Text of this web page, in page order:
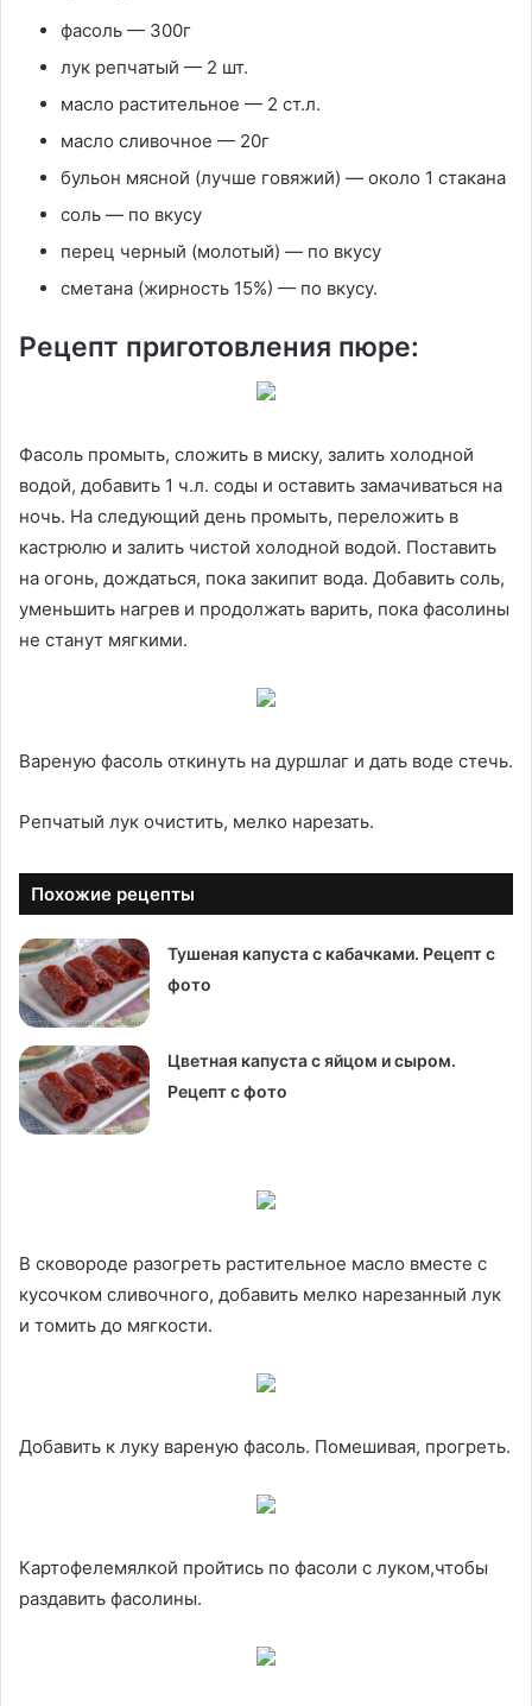
фасоль — 300г
лук репчатый — 2 шт.
масло растительное — 2 ст.л.
масло сливочное — 20г
бульон мясной (лучше говяжий) — около 1 стакана
соль — по вкусу
перец черный (молотый) — по вкусу
сметана (жирность 15%) — по вкусу.
Рецепт приготовления пюре:
Фасоль промыть, сложить в миску, залить холодной
водой, добавить 1 ч.л. соды и оставить замачиваться на
ночь. На следующий день промыть, переложить в
кастрюлю и залить чистой холодной водой. Поставить
на огонь, дождаться, пока закипит вода. Добавить соль,
уменьшить нагрев и продолжать варить, пока фасолины
не станут мягкими.
Вареную фасоль откинуть на дуршлаг и дать воде стечь.
Репчатый лук очистить, мелко нарезать.
Похожие рецепты
Тушеная капуста с кабачками. Рецепт с
фото
Цветная капуста с яйцом и сыром.
Рецепт с фото
В сковороде разогреть растительное масло вместе с
кусочком сливочного, добавить мелко нарезанный лук
и томить до мягкости.
Добавить к луку вареную фасоль. Помешивая, прогреть.
Картофелемялкой пройтись по фасоли с луком,чтобы
раздавить фасолины.